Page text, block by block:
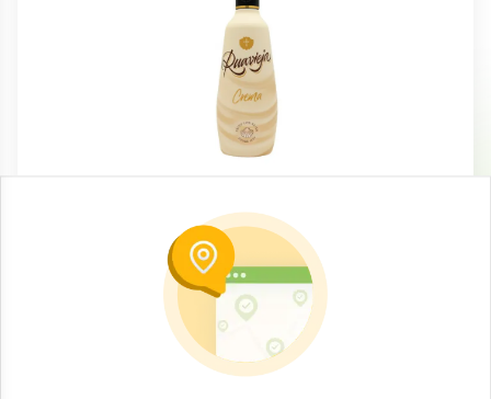
Crema de licor sabor crema, 700 ml,
B-JAM-001-2132